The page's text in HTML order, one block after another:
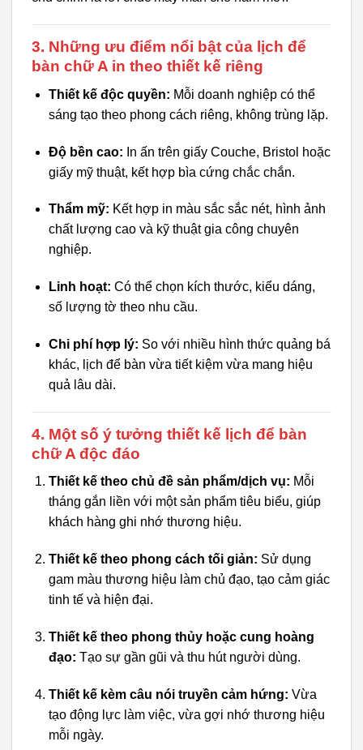
3. Những ưu điểm nổi bật của lịch để
bàn chữ A in theo thiết kế riêng
Thiết kế độc quyền: Mỗi doanh nghiệp có thể
sáng tạo theo phong cách riêng, không trùng lặp.
Độ bền cao: In ấn trên giấy Couche, Bristol hoặc
giấy mỹ thuật, kết hợp bìa cứng chắc chắn.
Thẩm mỹ: Kết hợp in màu sắc sắc nét, hình ảnh
chất lượng cao và kỹ thuật gia công chuyên
nghiệp.
Linh hoạt: Có thể chọn kích thước, kiểu dáng,
số lượng tờ theo nhu cầu.
Chi phí hợp lý: So với nhiều hình thức quảng bá
khác, lịch để bàn vừa tiết kiệm vừa mang hiệu
quả lâu dài.
4. Một số ý tưởng thiết kế lịch để bàn
chữ A độc đáo
Thiết kế theo chủ đề sản phẩm/dịch vụ: Mỗi
tháng gắn liền với một sản phẩm tiêu biểu, giúp
khách hàng ghi nhớ thương hiệu.
Thiết kế theo phong cách tối giản: Sử dụng
gam màu thương hiệu làm chủ đạo, tạo cảm giác
tinh tế và hiện đại.
Thiết kế theo phong thủy hoặc cung hoàng
đạo: Tạo sự gần gũi và thu hút người dùng.
Thiết kế kèm câu nói truyền cảm hứng: Vừa
tạo động lực làm việc, vừa gợi nhớ thương hiệu
mỗi ngày.